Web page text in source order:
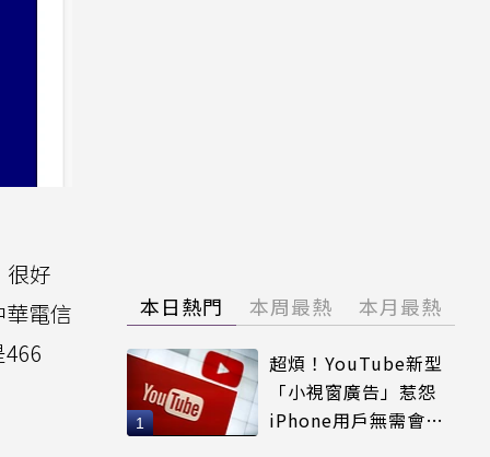
很好
電信
本日熱門 本周最熱 本月最熱
超煩！YouTube新型
「小視窗廣告」惹怨
iPhone用戶無需會員